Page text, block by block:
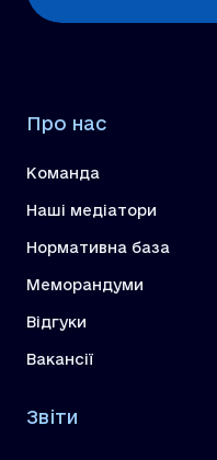
Про нас
Команда
Наші медіатори
Нормативна база
Меморандуми
Відгуки
Вакансії
Звіти